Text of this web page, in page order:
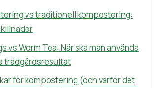
vs traditionell kompostering:
vs Worm Tea: När ska man använda
trädgårdsresultat
för kompostering (och varför det